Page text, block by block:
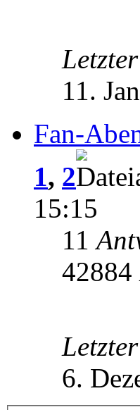
11.
Fan-
1, 2
15:15
11
42884
6.